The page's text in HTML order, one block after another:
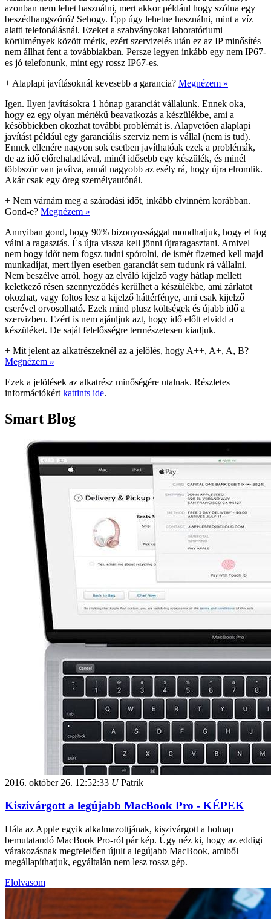
azonban nem lehet használni, mert akkor például hogy szólna egy
beszédhangszóró? Sehogy. Épp úgy lehetne használni, mint a víz
alatti telefonálásnál. Ezeket a szabványokat laboratóriumi
körülmények között mérik, ezért szervizelés után ez az IP minősítés
nem állhat fent a továbbiakban. Persze legyen inkább egy nem IP67-
es jó telefonunk, mint egy rossz IP67-es.
+ Alaplapi javításoknál kevesebb a garancia? Megnézem »
Igen. Ilyen javításokra 1 hónap garanciát vállalunk. Ennek oka,
hogy ez egy olyan mértékű beavatkozás a készülékbe, ami a
későbbiekben okozhat további problémát is. Alapvetően alaplapi
javítást például egy garanciális szerviz nem is vállal (nem is tud).
Ennek ellenére nagyon sok esetben javíthatóak ezek a problémák,
de az idő előrehaladtával, minél idősebb egy készülék, és minél
többször van javítva, annál nagyobb az esély rá, hogy újra elromlik.
Akár csak egy öreg személyautónál.
+ Nem várnám meg a száradási időt, inkább elvinném korábban.
Gond-e? Megnézem »
Annyiban gond, hogy 90% bizonyossággal mondhatjuk, hogy el fog
válni a ragasztás. És újra vissza kell jönni újraragasztani. Amivel
nem hogy időt nem fogsz tudni spórolni, de ismét fizetned kell majd
munkadíjat, mert ilyen esetben garanciát sem tudunk rá vállalni.
Nem beszélve arról, hogy az elváló kijelző vagy hátlap mellett
keletkező résen szennyeződés kerülhet a készülékbe, ami zárlatot
okozhat, vagy foltos lesz a kijelző háttérfénye, ami csak kijelző
cserével orvosolható. Ezek mind plusz költségek és újabb idő a
szervizben. Ezért is nem ajánljuk azt, hogy idő előtt elvidd a
készüléket. De saját felelősségre természetesen kiadjuk.
+ Mit jelent az alkatrészeknél az a jelölés, hogy A++, A+, A, B?
Megnézem »
Ezek a jelölések az alkatrész minőségére utalnak. Részletes
információkért kattints ide.
Smart Blog
2016. október 26. 12:52:33 UPatrik
Kiszivárgott a legújabb MacBook Pro - KÉPEK
Hála az Apple egyik alkalmazottjának, kiszivárgott a holnap
bemutatandó MacBook Pro-ról pár kép. Úgy néz ki, hogy az eddigi
várakozásnak megfelelően újult a legújabb MacBook, amiből
megállapíthatjuk, egyáltalán nem lesz rossz gép.
Elolvasom